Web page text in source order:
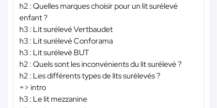
h2 : Quelles marques choisir pour un lit surélevé
enfant ?
h3 : Lit surélevé Vertbaudet
h3 : Lit surélevé Conforama
h3 : Lit surélevé BUT
h2 : Quels sont les inconvénients du lit surélevé ?
h2 : Les différents types de lits surélevés ?
=> intro
h3 : Le lit mezzanine